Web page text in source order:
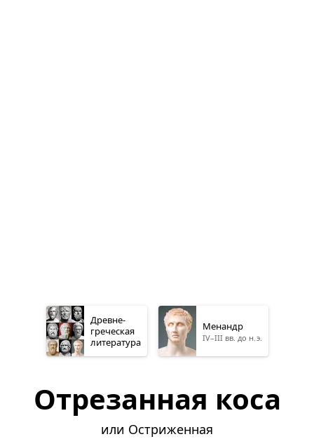
Древне­
греческая
литература
Менандр
IV–III вв. до н. э.
Отрезанная коса
или Остриженная